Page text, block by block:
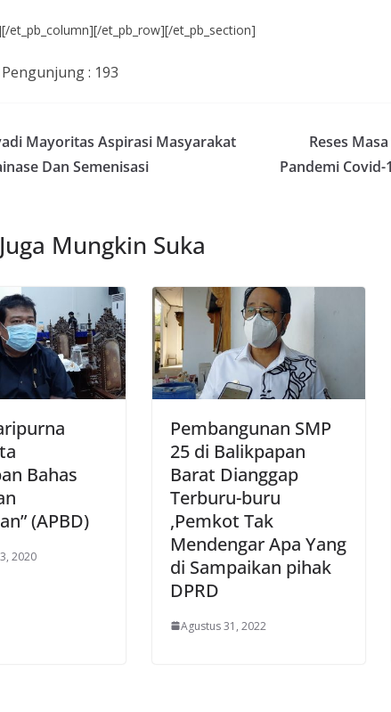
et_pb_column][/et_pb_row][/et_pb_section]
: 193
Mayoritas Aspirasi Masyarakat
Dan Semenisasi
Reses
Pandemi
Mungkin Suka
Bahas
(APBD)
2020
Pembangunan SMP
25 di Balikpapan
Barat Dianggap
Terburu-buru
,Pemkot Tak
Mendengar Apa Yang
di Sampaikan pihak
DPRD
Agustus 31, 2022